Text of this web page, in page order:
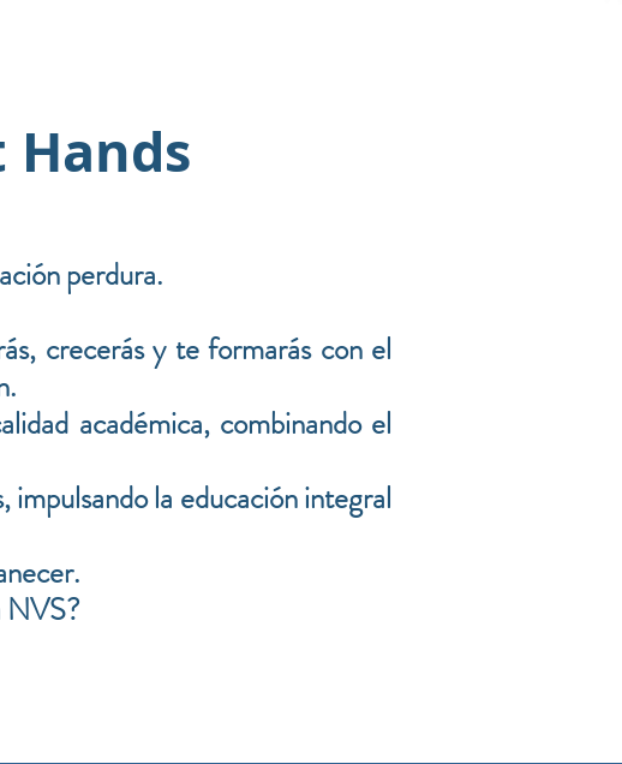
Hands
perdura.
crecerás y te formarás con el
académica, combinando el
la educación integral
NVS?